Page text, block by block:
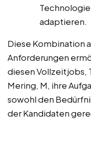
adaptieren.
Diese Kombination
Anforderungen
diesen Vollzeitjobs,
Mering, M, ihre
sowohl den
der Kandidaten